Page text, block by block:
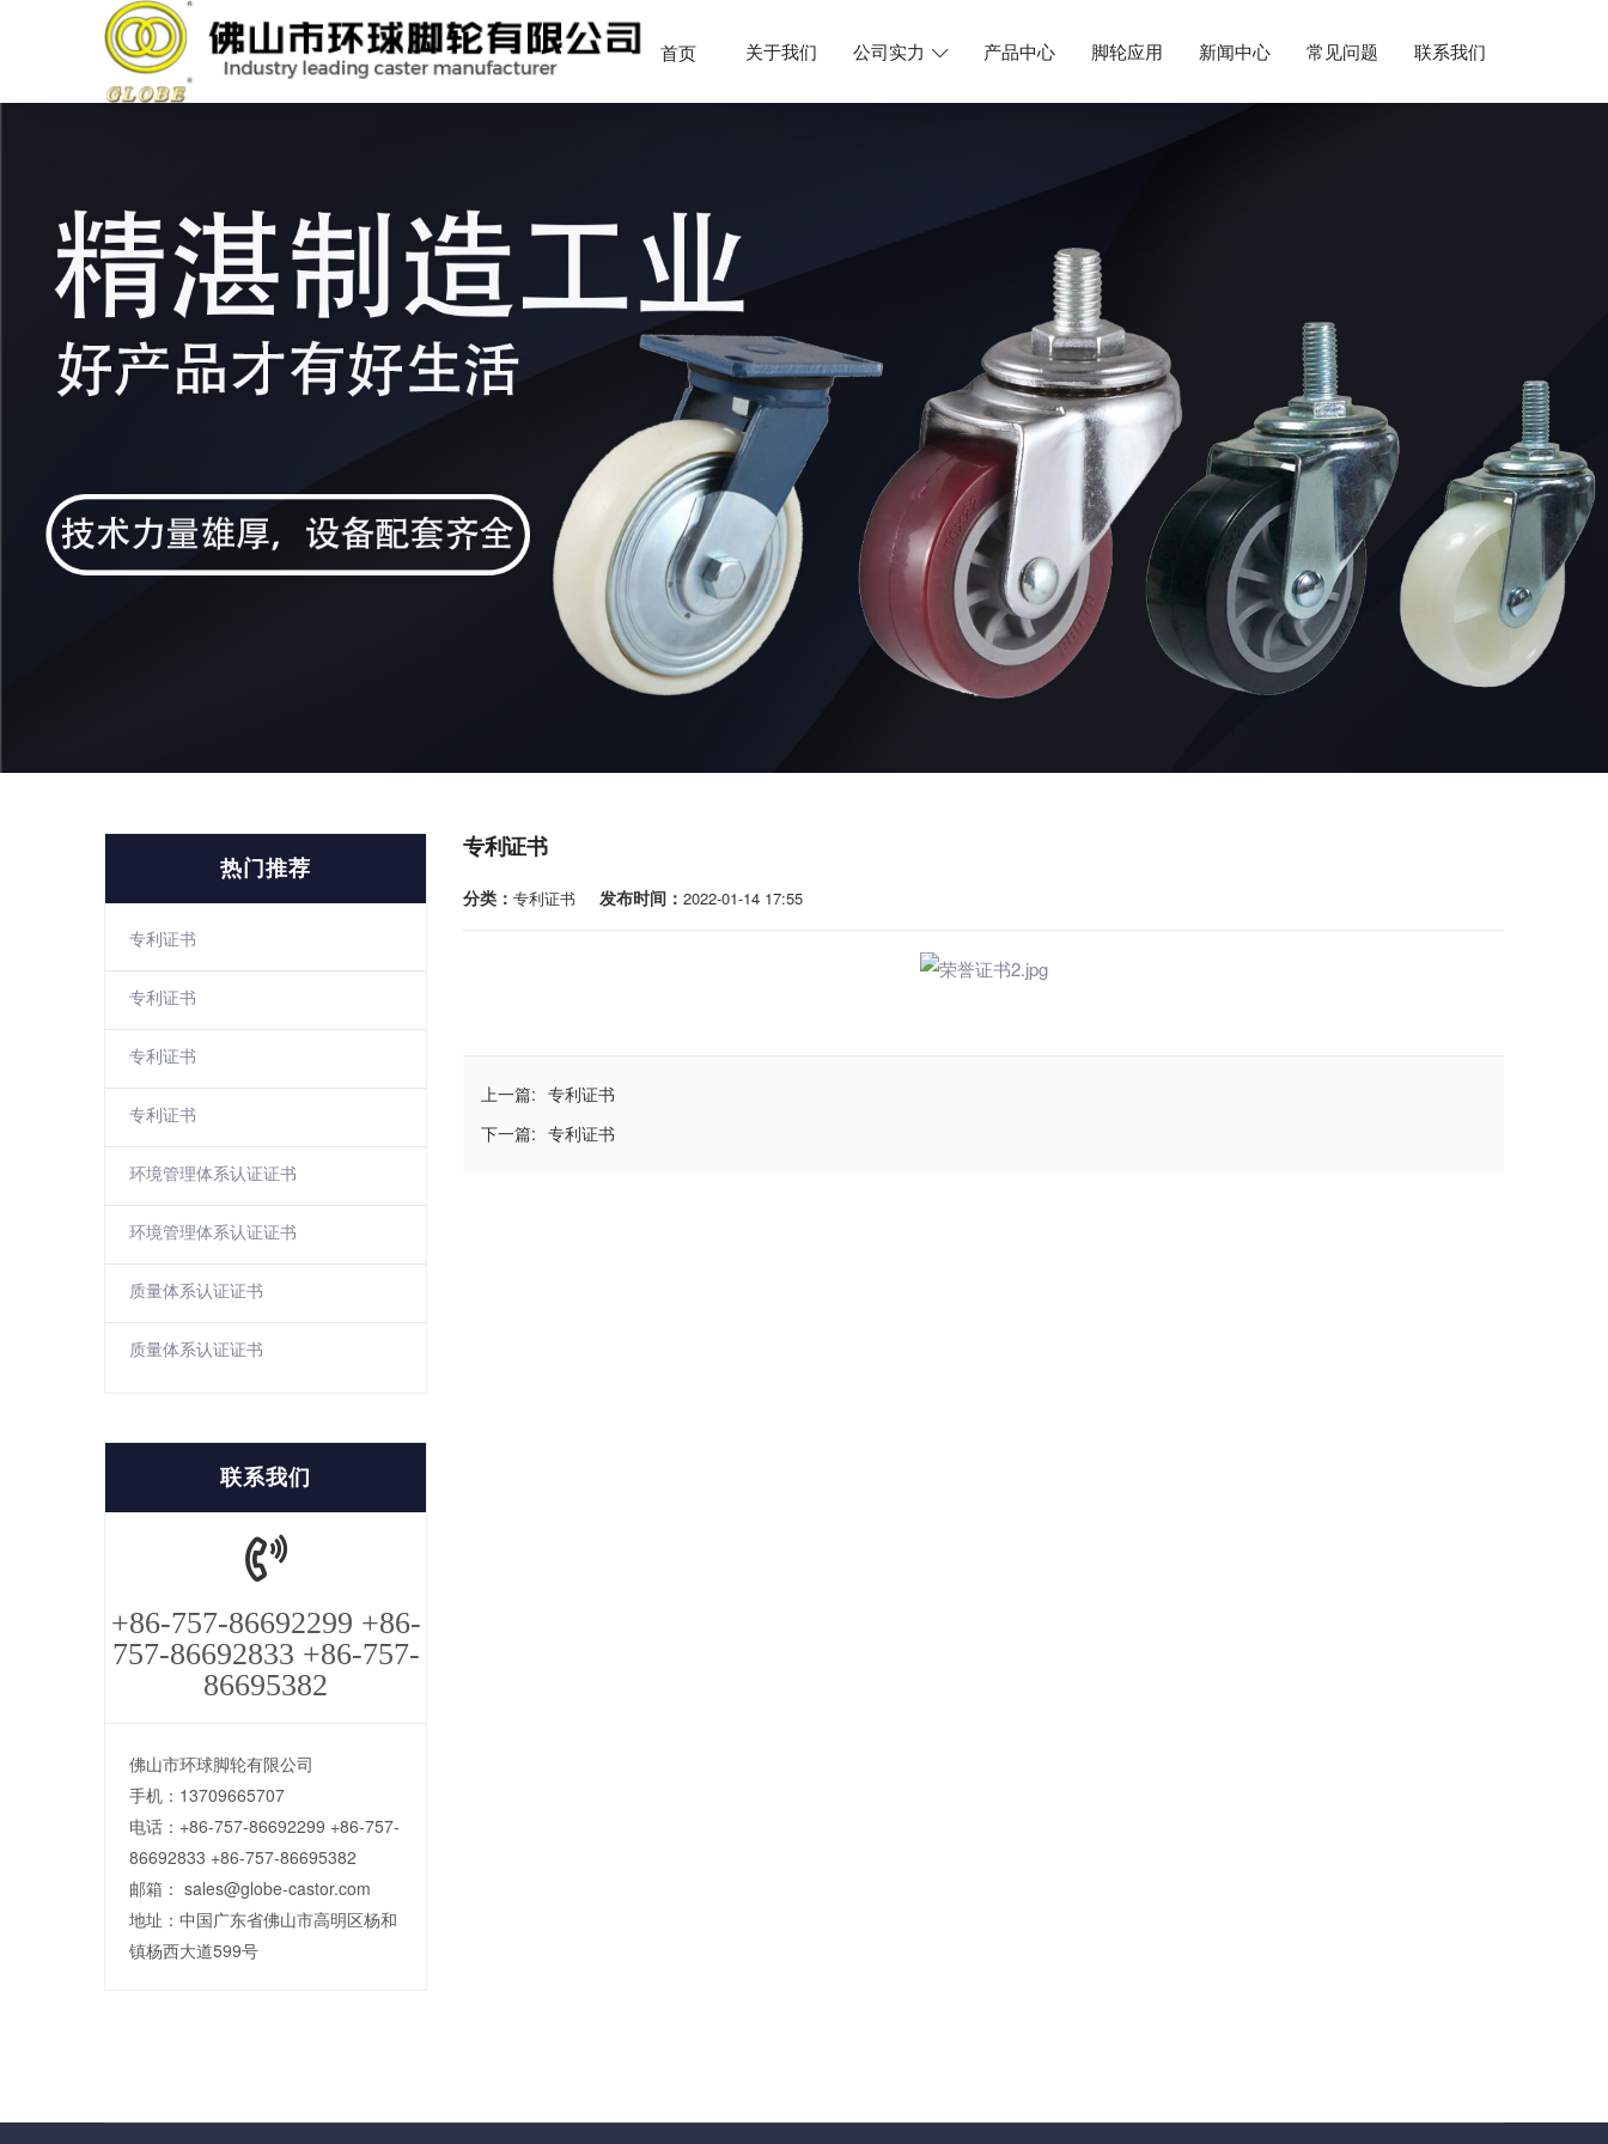
首页 关于我们 公司实力 产品中心 脚轮应用 新闻中心 常见问题 联系我们
专利证书
分类： 专利证书 发布时间： 2022-01-14 17:55
上一篇: 专利证书
下一篇: 专利证书
热门推荐
专利证书
专利证书
专利证书
专利证书
环境管理体系认证证书
环境管理体系认证证书
质量体系认证证书
质量体系认证证书
联系我们
+86-757-86692299 +86-
757-86692833 +86-757-
86695382
佛山市环球脚轮有限公司
手机：13709665707
电话：+86-757-86692299 +86-757-
86692833 +86-757-86695382
邮箱： sales@globe-castor.com
地址：中国广东省佛山市高明区杨和
镇杨西大道599号